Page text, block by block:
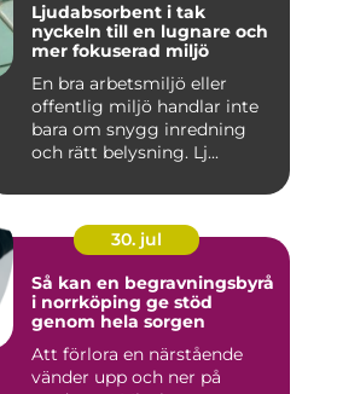
Ljudabsorbent i tak
nyckeln till en lugnare och
mer fokuserad miljö
En bra arbetsmiljö eller
offentlig miljö handlar inte
bara om snygg inredning
och rätt belysning. Lj...
30. jul
Så kan en begravningsbyrå
i norrköping ge stöd
genom hela sorgen
Att förlora en närstående
vänder upp och ner på